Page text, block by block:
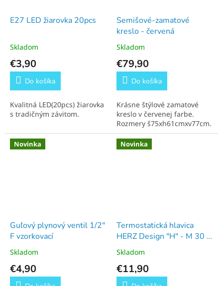
E27 LED žiarovka 20pcs
Skladom
€3,90
Do košíka
Kvalitná LED(20pcs) žiarovka
s tradičným závitom.
Semišové-zamatové
kreslo - červená
Skladom
€79,90
Do košíka
Krásne štýlové zamatové
kreslo v červenej farbe.
Rozmery š75xh61cmxv77cm.
Novinka
Guľový plynový ventil 1/2"
F vzorkovací
Skladom
€4,90
Novinka
Termostatická hlavica
HERZ Design "H" - M 30 x
1,5
Skladom
€11,90